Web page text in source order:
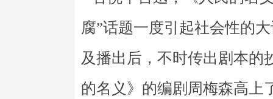
腐”话题一度引起社会性的
及播出后，不时传出剧本的
的名义》的编剧周梅森高上